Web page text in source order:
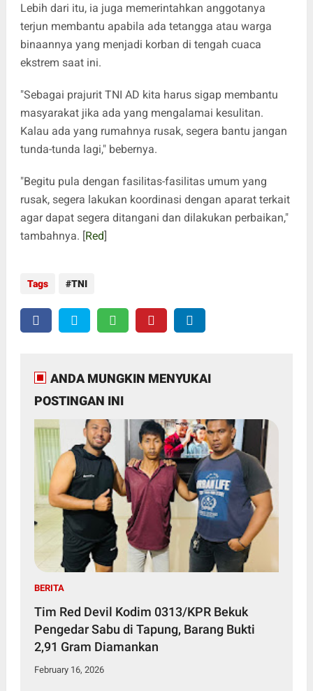
Lebih dari itu, ia juga memerintahkan anggotanya
terjun membantu apabila ada tetangga atau warga
binaannya yang menjadi korban di tengah cuaca
ekstrem saat ini.
"Sebagai prajurit TNI AD kita harus sigap membantu
masyarakat jika ada yang mengalamai kesulitan.
Kalau ada yang rumahnya rusak, segera bantu jangan
tunda-tunda lagi," bebernya.
"Begitu pula dengan fasilitas-fasilitas umum yang
rusak, segera lakukan koordinasi dengan aparat terkait
agar dapat segera ditangani dan dilakukan perbaikan,"
tambahnya. [Red]
Tags TNI
ANDA MUNGKIN MENYUKAI
POSTINGAN INI
BERITA
Tim Red Devil Kodim 0313/KPR Bekuk
Pengedar Sabu di Tapung, Barang Bukti
2,91 Gram Diamankan
February 16, 2026